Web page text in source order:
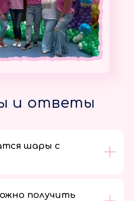
и ответы
шары с
получить